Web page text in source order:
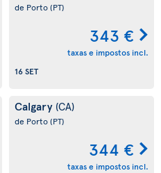
de Porto(PT)
343 €
taxas e impostos incl.
16 SET
Calgary (CA)
de Porto(PT)
344 €
taxas e impostos incl.